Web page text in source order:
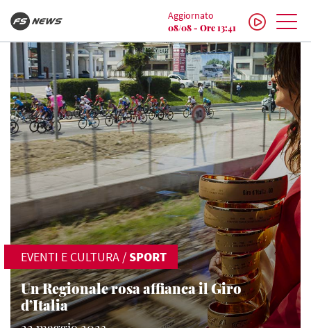
Aggiornato
08/08 - Ore 13:41
EVENTI E CULTURA /SPORT
Un Regionale rosa affianca il Giro
d’Italia